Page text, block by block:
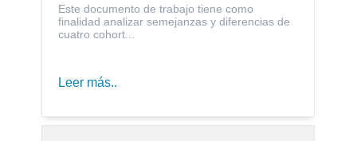
Este documento de trabajo tiene como
finalidad analizar semejanzas y diferencias de
cuatro cohort...
Leer más..